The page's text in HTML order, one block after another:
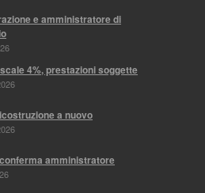
e amministratore di
4%, prestazioni soggette
a nuovo
amministratore